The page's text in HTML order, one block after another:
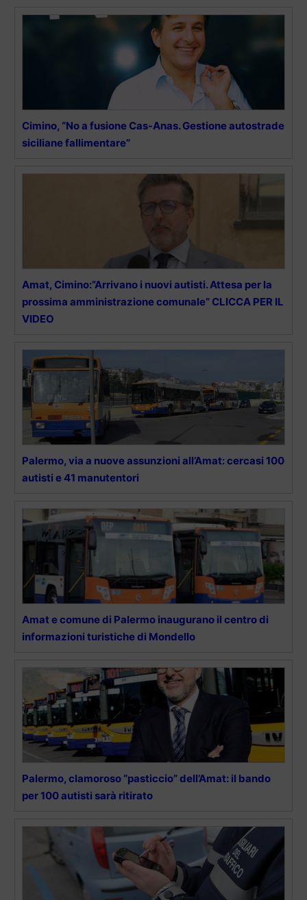
Cimino, “No a fusione Cas-Anas. Gestione autostrade
siciliane fallimentare”
Amat, Cimino:”Arrivano i nuovi autisti. Attesa per la
prossima amministrazione comunale” CLICCA PER IL
VIDEO
Palermo, via a nuove assunzioni all’Amat: cercasi 100
autisti e 41 manutentori
Amat e comune di Palermo inaugurano il centro di
informazioni turistiche di Mondello
Palermo, clamoroso “pasticcio” dell’Amat: il bando
per 100 autisti sarà ritirato